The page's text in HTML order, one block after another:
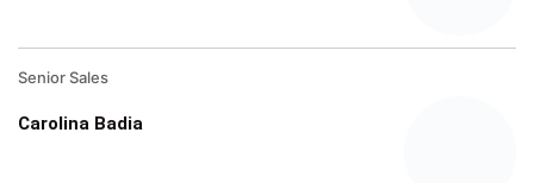
Senior Sales
Carolina Badia